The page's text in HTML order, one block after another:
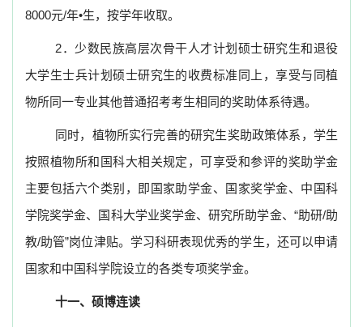
8000元/年•生，按学年收取。
2．少数民族高层次骨干人才计划硕士研究生和退役
大学生士兵计划硕士研究生的收费标准同上，享受与同植
物所同一专业其他普通招考考生相同的奖助体系待遇。
同时，植物所实行完善的研究生奖助政策体系，学生
按照植物所和国科大相关规定，可享受和参评的奖助学金
主要包括六个类别，即国家助学金、国家奖学金、中国科
学院奖学金、国科大学业奖学金、研究所助学金、“助研/助
教/助管”岗位津贴。学习科研表现优秀的学生，还可以申请
国家和中国科学院设立的各类专项奖学金。
十一、硕博连读